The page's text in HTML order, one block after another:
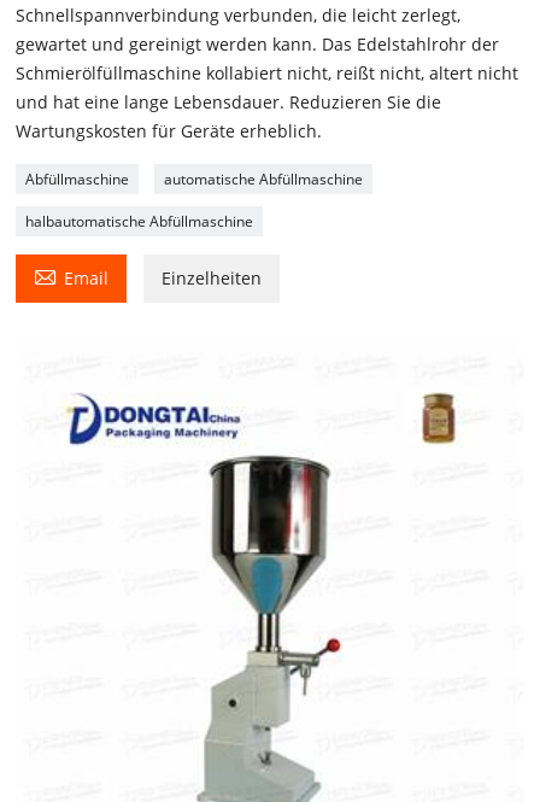
Schnellspannverbindung verbunden, die leicht zerlegt,
gewartet und gereinigt werden kann. Das Edelstahlrohr der
Schmierölfüllmaschine kollabiert nicht, reißt nicht, altert nicht
und hat eine lange Lebensdauer. Reduzieren Sie die
Wartungskosten für Geräte erheblich.
Abfüllmaschine automatische Abfüllmaschine
halbautomatische Abfüllmaschine
 Email Einzelheiten